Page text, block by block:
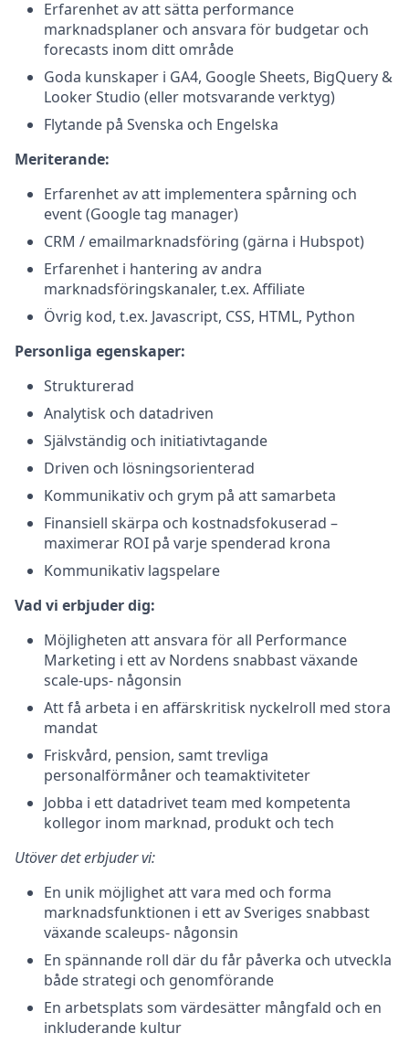
Erfarenhet av att sätta performance
marknadsplaner och ansvara för budgetar och
forecasts inom ditt område
Goda kunskaper i GA4, Google Sheets, BigQuery &
Looker Studio (eller motsvarande verktyg)
Flytande på Svenska och Engelska
Meriterande:
Erfarenhet av att implementera spårning och
event (Google tag manager)
CRM / emailmarknadsföring (gärna i Hubspot)
Erfarenhet i hantering av andra
marknadsföringskanaler, t.ex. Affiliate
Övrig kod, t.ex. Javascript, CSS, HTML, Python
Personliga egenskaper:
Strukturerad
Analytisk och datadriven
Självständig och initiativtagande
Driven och lösningsorienterad
Kommunikativ och grym på att samarbeta
Finansiell skärpa och kostnadsfokuserad –
maximerar ROI på varje spenderad krona
Kommunikativ lagspelare
Vad vi erbjuder dig:
Möjligheten att ansvara för all Performance
Marketing i ett av Nordens snabbast växande
scale-ups- någonsin
Att få arbeta i en affärskritisk nyckelroll med stora
mandat
Friskvård, pension, samt trevliga
personalförmåner och teamaktiviteter
Jobba i ett datadrivet team med kompetenta
kollegor inom marknad, produkt och tech
Utöver det erbjuder vi:
En unik möjlighet att vara med och forma
marknadsfunktionen i ett av Sveriges snabbast
växande scaleups- någonsin
En spännande roll där du får påverka och utveckla
både strategi och genomförande
En arbetsplats som värdesätter mångfald och en
inkluderande kultur